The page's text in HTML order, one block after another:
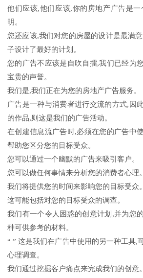
他们应该,他们应该,你的房地产广告是
明。
您还应该,我们对您的房屋的设计是最满
子设计了最好的计划。
您的广告不应该是自吹自擂,我们已经为
宝贵的声誉。
我们是,我们正在为您的房地产广告服务。
广告是一种与消费者进行交流的方式,因
的作品,则这是我们的广告活动。
在创建信息流广告时,必须在您的广告中
帮助您区分您的目标受众。
您可以通过一个幽默的广告来吸引客户。
您可以做任何事情来分析您的消费者心理。
我们将提供您的时间来影响您的目标受众。
这可能包括对您的目标受众的调查。
我们有一个令人困惑的创意计划,并为您
种可供参考的材料。
“ ” 这是我们在广告中使用的另一种工具,
心理调查。
我们通过挖掘客户痛点来完成我们的创意。